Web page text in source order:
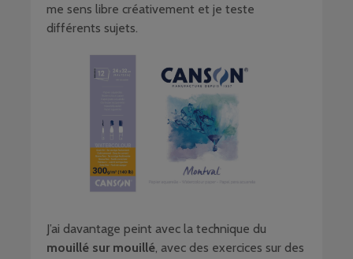
me sens libre créativement et je teste
différents sujets.
J’ai davantage peint avec la technique du
mouillé sur mouillé, avec des exercices sur des